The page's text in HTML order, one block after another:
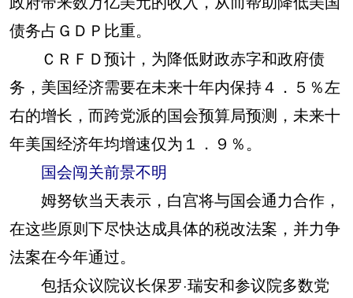
债务占ＧＤＰ比重。
ＣＲＦＤ预计，为降低财政赤字和政府债
务，美国经济需要在未来十年内保持４．５％左
右的增长，而跨党派的国会预算局预测，未来十
年美国经济年均增速仅为１．９％。
国会闯关前景不明
姆努钦当天表示，白宫将与国会通力合作，
在这些原则下尽快达成具体的税改法案，并力争
法案在今年通过。
包括众议院议长保罗·瑞安和参议院多数党